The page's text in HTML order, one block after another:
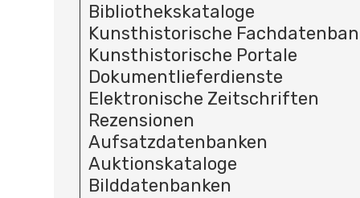
Bibliothekskataloge
Kunsthistorische
Kunsthistorische Portale
Dokumentlieferdienste
Elektronische Zeitschriften
Rezensionen
Aufsatzdatenbanken
Auktionskataloge
Bilddatenbanken